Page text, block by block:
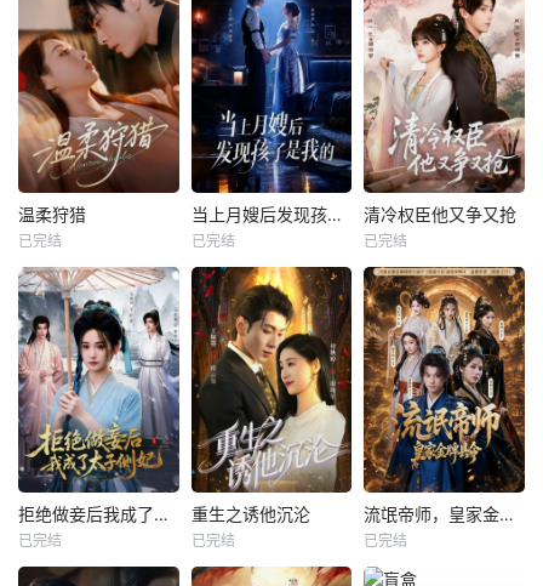
温柔狩猎
已完结
当上月嫂后发现孩子是我的
已完结
清冷权臣他又争又抢
已完结
拒绝做妾后我成了太子侧妃
已完结
重生之诱他沉沦
已完结
流氓帝师，皇家金牌县令
已完结